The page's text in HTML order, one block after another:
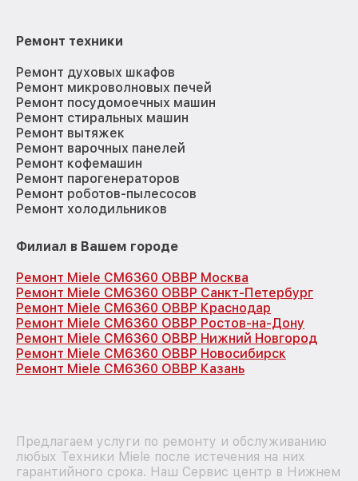
Ремонт техники
Ремонт духовых шкафов
Ремонт микроволновых печей
Ремонт посудомоечных машин
Ремонт стиральных машин
Ремонт вытяжек
Ремонт варочных панелей
Ремонт кофемашин
Ремонт парогенераторов
Ремонт роботов-пылесосов
Ремонт холодильников
Филиал в Вашем городе
Ремонт Miele CM6360 OBBP Москва
Ремонт Miele CM6360 OBBP Санкт-Петербург
Ремонт Miele CM6360 OBBP Краснодар
Ремонт Miele CM6360 OBBP Ростов-на-Дону
Ремонт Miele CM6360 OBBP Нижний Новгород
Ремонт Miele CM6360 OBBP Новосибирск
Ремонт Miele CM6360 OBBP Казань
Предлагаем услуги по ремонту и обслуживанию
любых Техники Miele после истечения на них
гарантийного срока. Наш Сервис центр в Нижнем